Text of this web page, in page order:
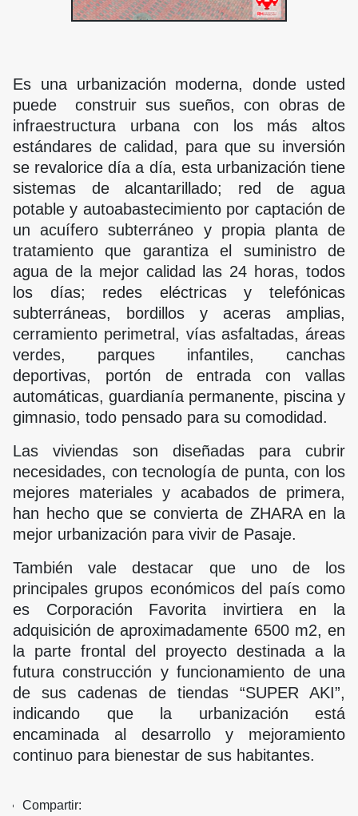
Es una urbanización moderna, donde usted
puede construir sus sueños, con obras de
infraestructura urbana con los más altos
estándares de calidad, para que su inversión
se revalorice día a día, esta urbanización tiene
sistemas de alcantarillado; red de agua
potable y autoabastecimiento por captación de
un acuífero subterráneo y propia planta de
tratamiento que garantiza el suministro de
agua de la mejor calidad las 24 horas, todos
los días; redes eléctricas y telefónicas
subterráneas, bordillos y aceras amplias,
cerramiento perimetral, vías asfaltadas, áreas
verdes, parques infantiles, canchas
deportivas, portón de entrada con vallas
automáticas, guardianía permanente, piscina y
gimnasio, todo pensado para su comodidad.
Las viviendas son diseñadas para cubrir
necesidades, con tecnología de punta, con los
mejores materiales y acabados de primera,
han hecho que se convierta de ZHARA en la
mejor urbanización para vivir de Pasaje.
También vale destacar que uno de los
principales grupos económicos del país como
es Corporación Favorita invirtiera en la
adquisición de aproximadamente 6500 m2, en
la parte frontal del proyecto destinada a la
futura construcción y funcionamiento de una
de sus cadenas de tiendas “SUPER AKI”,
indicando que la urbanización está
encaminada al desarrollo y mejoramiento
continuo para bienestar de sus habitantes.
Compartir: